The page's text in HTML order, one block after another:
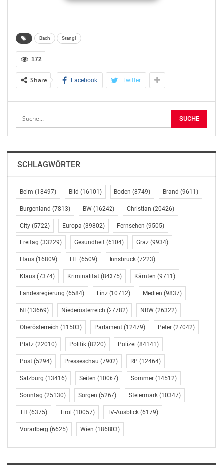
dass sie dazu beiträgt, den Erfolgsweg der SOZIALBAU
Ab 1. April 2026 setzt sich der Vorstand der SOZIALBAU
AG wie folgt zusammen:
* Dir. Ernst Bach, Vorstandsvorsitzender
* Dir. Bmst. Ing. Hannes Stangl, Vorstandsvorsitzender-
Stellvertreter
* Dir.in Mag.a Andrea Washietl
* Dir.in Kathrin Gaál
Wohnbaugenossenschaften und zwei
Tochtergesellschaften. Mit über 54.937 verwalteten
Miet- und Genossenschafts- sowie
Eigentumswohnungen ist der gemeinnützige Wohnbau-
Verbund der größte in Österreich.
Mag. Artur Streimelweger
SOZIALBAU AG
Tel: (01) 52195 308
OTS-ORIGINALTEXT PRESSEAUSSENDUNG UNTER
AUSSCHLIESSLICHER INHALTLICHER VERANTWORTUNG
DES AUSSENDERS. www.ots.at
© Copyright APA-OTS Originaltext-Service GmbH und
der jeweilige Aussender
Gefällt mir:
Bach Stangl
172
Share Facebook Twitter
SCHLAGWÖRTER
Beim (18497) Bild (16101) Boden (8749) Brand (9611)
Burgenland (7813) BW (16242) Christian (20426)
City (5722) Europa (39802) Fernsehen (9505)
Freitag (33229) Gesundheit (6104) Graz (9934)
Haus (16809) HE (6509) Innsbruck (7223)
Klaus (7374) Kriminalität (84375) Kärnten (9711)
Landesregierung (6584) Linz (10712) Medien (9837)
NI (13669) Niederösterreich (27782) NRW (26322)
Oberösterreich (11503) Parlament (12479) Peter (27042)
Platz (22010) Politik (8220) Polizei (84141)
Post (5294) Presseschau (7902) RP (12464)
Salzburg (13416) Seiten (10067) Sommer (14512)
Sonntag (25130) Sorgen (5267) Steiermark (10347)
TH (6375) Tirol (10057) TV-Ausblick (6179)
Vorarlberg (6625) Wien (186803)